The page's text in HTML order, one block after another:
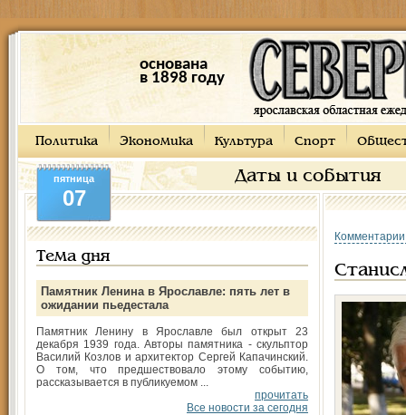
основана
в 1898 году
Политика Экономика Культура Спорт
Даты и события
пятница
07
Тема дня
Памятник Ленина в Ярославле: пять лет в
ожидании пьедестала
Памятник Ленину в Ярославле был открыт 23
декабря 1939 года. Авторы памятника - скульптор
Василий Козлов и архитектор Сергей Капачинский.
О том, что предшествовало этому событию,
рассказывается в публикуемом ...
прочитать
Все новости за сегодня